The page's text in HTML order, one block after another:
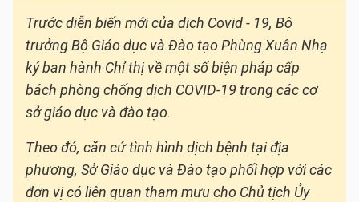
Trước diễn biến mới của dịch Covid - 19, Bộ
trưởng Bộ Giáo dục và Đào tạo Phùng Xuân Nhạ
ký ban hành Chỉ thị về một số biện pháp cấp
bách phòng chống dịch COVID-19 trong các cơ
sở giáo dục và đào tạo.
Theo đó, căn cứ tình hình dịch bệnh tại địa
phương, Sở Giáo dục và Đào tạo phối hợp với các
đơn vị có liên quan tham mưu cho Chủ tịch Ủy